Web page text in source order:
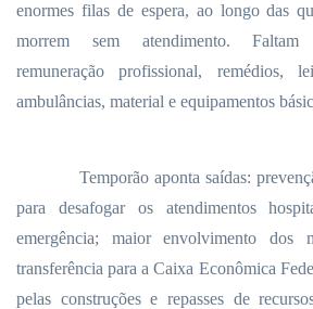
enormes filas de espera, ao longo das
morrem sem atendimento. Faltam
remuneração profissional, remédios,
ambulâncias, material e equipamentos
Temporão aponta saídas:
para desafogar os atendimentos
emergência; maior envolvimento dos
transferência para a Caixa Econômica
pelas construções e repasses de